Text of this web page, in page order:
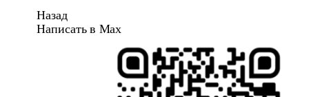
Назад
Написать в Max